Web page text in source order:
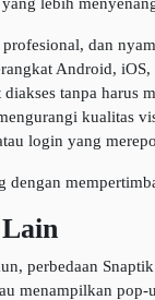
dan
Android, iOS,
tanpa harus
kualitas
login yang
perbedaan
menampilkan